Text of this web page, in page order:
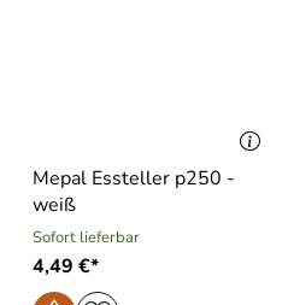
Mepal Essteller p250 -
weiß
Sofort lieferbar
4,49 €*